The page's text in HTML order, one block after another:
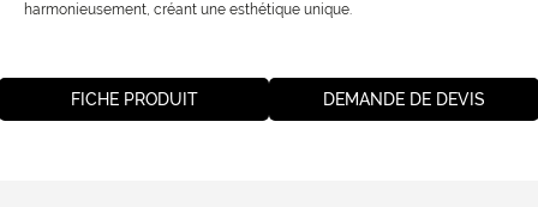
harmonieusement, créant une esthétique unique.
FICHE PRODUIT DEMANDE DE DEVIS